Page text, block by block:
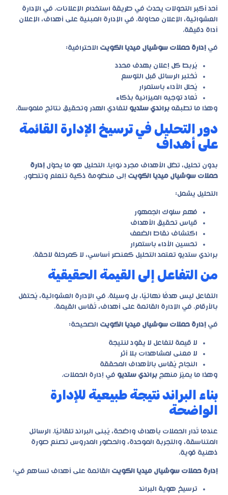
أحد أكبر التحولات يحدث في طريقة استخدام الإعلانات. في الإدارة
العشوائية، الإعلان محاولة. في الإدارة المبنية على أهداف، الإعلان
أداة دقيقة.
في إدارة حملات سوشيال ميديا الكويت الاحترافية:
يُربط كل إعلان بهدف محدد
تُختبر الرسائل قبل التوسع
يُحلل الأداء باستمرار
تُعاد توجيه الميزانية بذكاء
وهذا ما تطبقه براندي ستديو لتفادي الهدر وتحقيق نتائج ملموسة.
دور التحليل في ترسيخ الإدارة القائمة
على أهداف
بدون تحليل، تظل الأهداف مجرد نوايا. التحليل هو ما يحوّل إدارة
حملات سوشيال ميديا الكويت إلى منظومة ذكية تتعلم وتتطور.
التحليل يشمل:
فهم سلوك الجمهور
قياس تحقيق الأهداف
اكتشاف نقاط الضعف
تحسين الأداء باستمرار
براندي ستديو تعتمد التحليل كعنصر أساسي، لا كمرحلة لاحقة.
من التفاعل إلى القيمة الحقيقية
التفاعل ليس هدفًا نهائيًا، بل وسيلة. في الإدارة العشوائية، يُحتفل
بالأرقام. في الإدارة القائمة على أهداف، تُقاس القيمة.
في إدارة حملات سوشيال ميديا الكويت الصحيحة:
لا قيمة لتفاعل لا يقود لنتيجة
لا معنى لمشاهدات بلا أثر
النجاح يُقاس بالأهداف المحققة
وهذا ما يميّز منهج براندي ستديو في إدارة الحملات.
بناء البراند نتيجة طبيعية للإدارة
الواضحة
عندما تُدار الحملات بأهداف واضحة، يُبنى البراند تلقائيًا. الرسائل
المتناسقة، والتجربة الموحدة، والحضور المدروس تصنع صورة
ذهنية قوية.
إدارة حملات سوشيال ميديا الكويت القائمة على أهداف تساهم في:
ترسيخ هوية البراند